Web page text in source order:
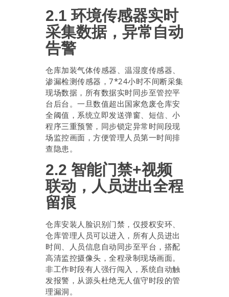
2.1 环境传感器实时
采集数据，异常自动
告警
仓库加装气体传感器、温湿度传感器、
渗漏检测传感器，7*24小时不间断采集
现场数据，所有数据实时同步至管控平
台后台。一旦数值超出国家危废仓库安
全阈值，系统立即发送弹窗、短信、小
程序三重预警，同步锁定异常时间段现
场监控画面，方便管理人员第一时间排
查隐患。
2.2 智能门禁+视频
联动，人员进出全程
留痕
仓库安装人脸识别门禁，仅授权安环、
仓库管理人员可以进入，所有人员进出
时间、人员信息自动同步至平台，搭配
高清监控摄像头，全程录制现场画面。
非工作时段有人强行闯入，系统自动触
发报警，从源头杜绝无人值守时段的管
理漏洞。